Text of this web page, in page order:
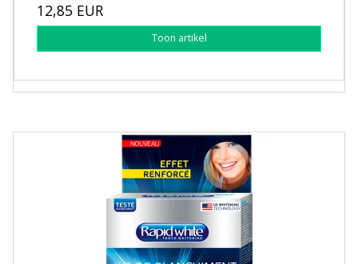
12,85 EUR
Toon artikel